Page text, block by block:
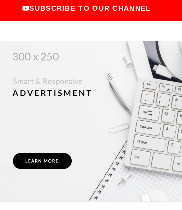
SUBSCRIBE TO OUR CHANNEL